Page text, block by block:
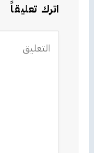
اترك تعليقاً